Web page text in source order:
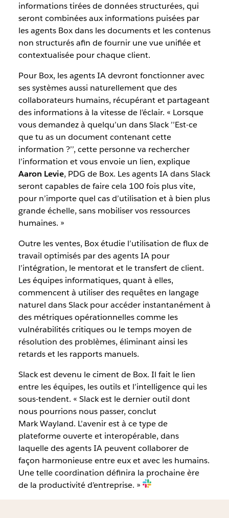
informations tirées de données structurées, qui
seront combinées aux informations puisées par
les agents Box dans les documents et les contenus
non structurés afin de fournir une vue unifiée et
contextualisée pour chaque client.
Pour Box, les agents IA devront fonctionner avec
ses systèmes aussi naturellement que des
collaborateurs humains, récupérant et partageant
des informations à la vitesse de l’éclair. « Lorsque
vous demandez à quelqu’un dans Slack ’’Est-ce
que tu as un document contenant cette
information ?’’, cette personne va rechercher
l’information et vous envoie un lien, explique
Aaron Levie, PDG de Box. Les agents IA dans Slack
seront capables de faire cela 100 fois plus vite,
pour n’importe quel cas d’utilisation et à bien plus
grande échelle, sans mobiliser vos ressources
humaines. »
Outre les ventes, Box étudie l’utilisation de flux de
travail optimisés par des agents IA pour
l’intégration, le mentorat et le transfert de client.
Les équipes informatiques, quant à elles,
commencent à utiliser des requêtes en langage
naturel dans Slack pour accéder instantanément à
des métriques opérationnelles comme les
vulnérabilités critiques ou le temps moyen de
résolution des problèmes, éliminant ainsi les
retards et les rapports manuels.
Slack est devenu le ciment de Box. Il fait le lien
entre les équipes, les outils et l’intelligence qui les
sous-tendent. « Slack est le dernier outil dont
nous pourrions nous passer, conclut
Mark Wayland. L’avenir est à ce type de
plateforme ouverte et interopérable, dans
laquelle des agents IA peuvent collaborer de
façon harmonieuse entre eux et avec les humains.
Une telle coordination définira la prochaine ère
de la productivité d’entreprise. »